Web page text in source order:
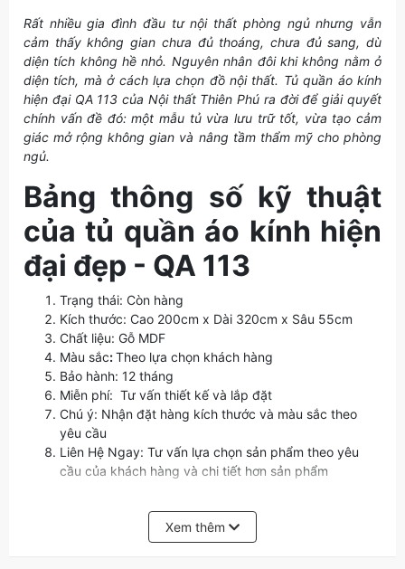
Rất nhiều gia đình đầu tư nội thất phòng ngủ nhưng vẫn
cảm thấy không gian chưa đủ thoáng, chưa đủ sang, dù
diện tích không hề nhỏ. Nguyên nhân đôi khi không nằm ở
diện tích, mà ở cách lựa chọn đồ nội thất. Tủ quần áo kính
hiện đại QA 113 của Nội thất Thiên Phú ra đời để giải quyết
chính vấn đề đó: một mẫu tủ vừa lưu trữ tốt, vừa tạo cảm
giác mở rộng không gian và nâng tầm thẩm mỹ cho phòng
ngủ.
Bảng thông số kỹ thuật
của tủ quần áo kính hiện
đại đẹp - QA 113
Trạng thái: Còn hàng
Kích thước: Cao 200cm x Dài 320cm x Sâu 55cm
Chất liệu: Gỗ MDF
Màu sắc:Theo lựa chọn khách hàng
Bảo hành: 12 tháng
Miễn phí: Tư vấn thiết kế và lắp đặt
Chú ý: Nhận đặt hàng kích thước và màu sắc theo
yêu cầu
Liên Hệ Ngay: Tư vấn lựa chọn sản phẩm theo yêu
cầu của khách hàng và chi tiết hơn sản phẩm
Giới thiệu về mẫu tủ quần
áo kính hiện đại đẹp - QA
Xem thêm